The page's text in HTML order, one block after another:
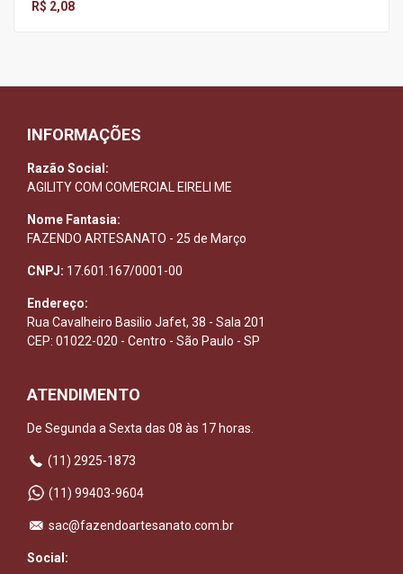
R$ 2,08
INFORMAÇÕES
Razão Social:
AGILITY COM COMERCIAL EIRELI ME
Nome Fantasia:
FAZENDO ARTESANATO - 25 de Março
CNPJ: 17.601.167/0001-00
Endereço:
Rua Cavalheiro Basilio Jafet, 38 - Sala 201
CEP: 01022-020 - Centro - São Paulo - SP
ATENDIMENTO
De Segunda a Sexta das 08 às 17 horas.
(11) 2925-1873
(11) 99403-9604
sac@fazendoartesanato.com.br
Social: